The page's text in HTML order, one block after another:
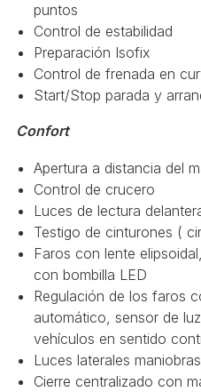
puntos
Control de estabilidad
Preparación Isofix
Control de frenada en
Start/Stop parada y
Confort
Apertura a distancia del
Control de crucero
Luces de lectura
Testigo de cinturones (
Faros con lente
con bombilla LED
Regulación de los faros
automático, sensor de
vehículos en sentido
Luces laterales
Cierre centralizado con